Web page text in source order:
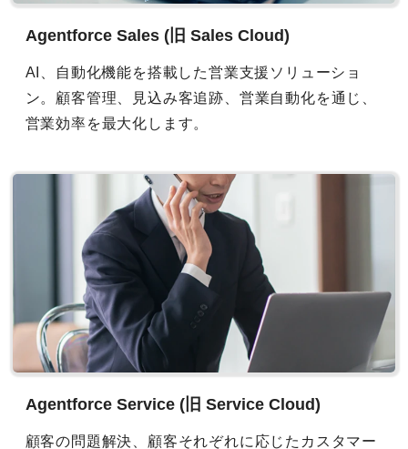
Agentforce Sales (旧 Sales Cloud)
AI、自動化機能を搭載した営業支援ソリューショ
ン。顧客管理、見込み客追跡、営業自動化を通じ、
営業効率を最大化します。
Agentforce Service (旧 Service Cloud)
顧客の問題解決、顧客それぞれに応じたカスタマー